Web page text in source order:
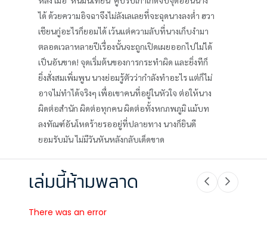
ได้ ด้วยความอิจฉาจึงไม่ลังเลเลยที่จะฉุดนางลงต่ำ ฮวา
เชียนกู่อะไรก็ยอมได้ เว้นแต่ความลับที่นางเก็บงำมา
ตลอดเวลาหลายปีเรื่องนั้นจะถูกเปิดเผยออกไปไม่ได้
เป็นอันขาด! จุดเริ่มต้นของการกระทำผิด และยิ่งทีก็
ยิ่งสั่งสมเพิ่มพูน นางย่อมรู้ตัวว่ากำลังทำอะไร แต่ก็ไม่
อาจไม่ทำได้จริงๆ เพื่อเขาคนที่อยู่ในหัวใจ ต่อให้นาง
ผิดต่อสำนัก ผิดต่อทุกคน ผิดต่อทั้งหกภพภูมิ แม้บท
ลงทัณฑ์อันโหดร้ายรออยู่ที่ปลายทาง นางก็ยินดี
ยอมรับมัน ไม่มีวันหันหลังกลับเด็ดขาด
เล่มนี้ห้ามพลาด
There was an error